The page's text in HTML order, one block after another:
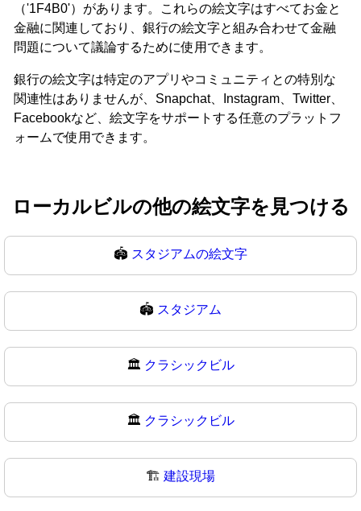
（'1F4B0'）があります。これらの絵文字はすべてお金と
金融に関連しており、銀行の絵文字と組み合わせて金融
問題について議論するために使用できます。
銀行の絵文字は特定のアプリやコミュニティとの特別な
関連性はありませんが、Snapchat、Instagram、Twitter、
Facebookなど、絵文字をサポートする任意のプラットフ
ォームで使用できます。
ローカルビルの他の絵文字を見つける
🏟️ スタジアムの絵文字
🏟 スタジアム
🏛️ クラシックビル
🏛 クラシックビル
🏗️ 建設現場